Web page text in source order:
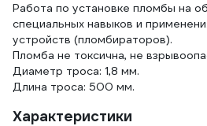
Работа по установке пломбы на
специальных навыков и
устройств (пломбираторов).
Пломба не токсична, не
Диаметр троса: 1,8 мм.
Длина троса: 500 мм.
Характеристики